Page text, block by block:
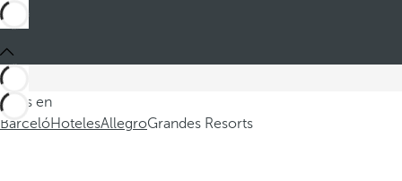
Estás en
BarcelóHotelesAllegroGrandes Resorts